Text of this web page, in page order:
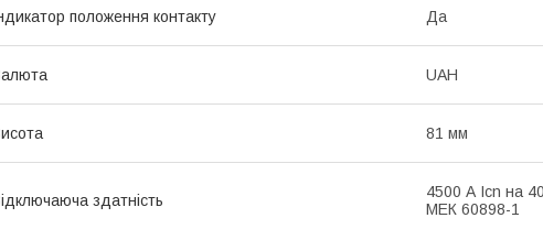
положення контакту Да
UAH
81 мм
здатність
4500 А Icn на
МЕК 60898-1